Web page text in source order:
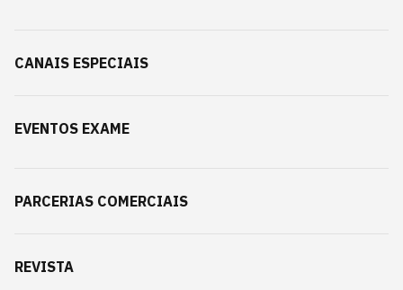
CANAIS ESPECIAIS
EVENTOS EXAME
PARCERIAS COMERCIAIS
REVISTA